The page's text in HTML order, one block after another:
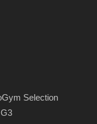
Selection